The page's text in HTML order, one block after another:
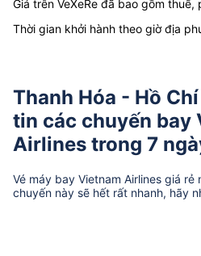
Giá trên VeXeRe đã bao gồm thuế,
Thời gian khởi hành theo giờ địa
Thanh Hóa - Hồ
tin các chuyến bay
Airlines trong 7
Vé máy bay Vietnam Airlines giá rẻ
chuyến này sẽ hết rất nhanh, hãy